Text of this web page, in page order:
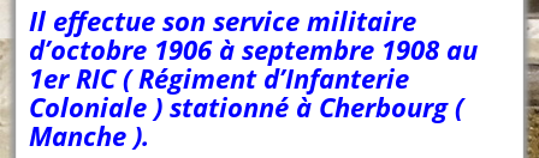
Il effectue son service militaire
d’octobre 1906 à septembre 1908 au
1er RIC ( Régiment d’Infanterie
Coloniale ) stationné à Cherbourg (
Manche ).